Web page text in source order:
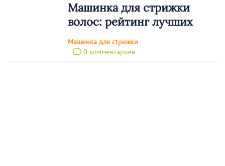
Машинка для стрижки
волос: рейтинг лучших
Машинка для стрижки
0 комментариев